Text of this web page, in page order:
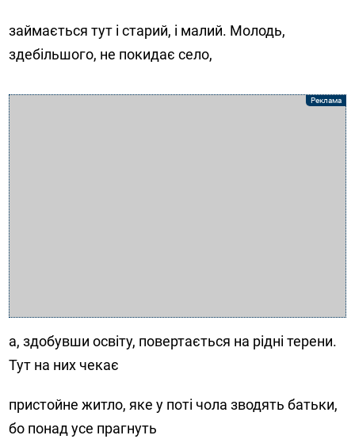
займається тут і старий, і малий. Молодь,
здебільшого, не покидає село,
а, здобувши освіту, повертається на рідні терени.
Тут на них чекає
пристойне житло, яке у поті чола зводять батьки,
бо понад усе прагнуть